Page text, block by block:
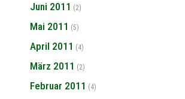
Juni 2011 (2)
Mai 2011 (5)
April 2011 (4)
März 2011 (2)
Februar 2011 (4)